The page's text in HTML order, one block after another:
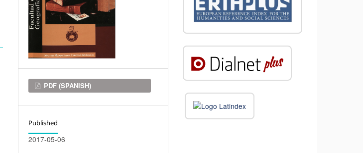
Downloads
PDF (SPANISH)
Published
2017-05-06